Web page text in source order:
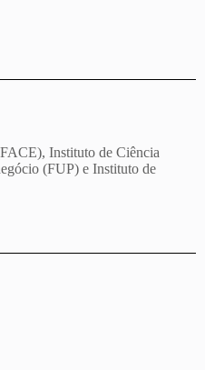
Instituto de Ciência
(FUP) e Instituto de